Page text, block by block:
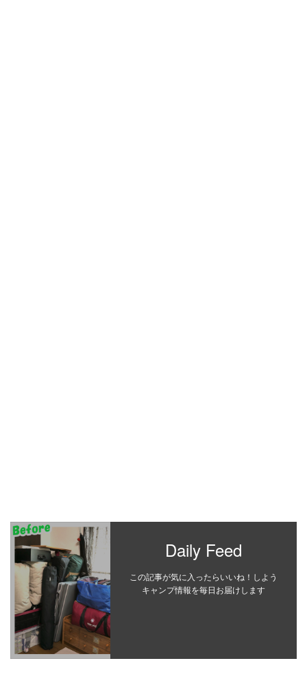
Daily Feed
この記事が気に入ったらいいね！しよう
キャンプ情報を毎日お届けします